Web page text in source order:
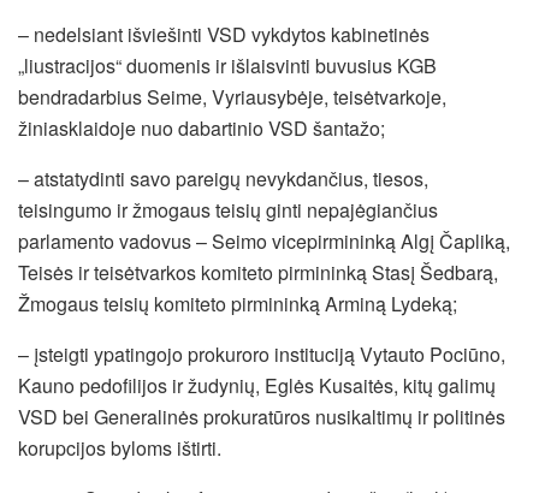
– nedelsiant išviešinti VSD vykdytos kabinetinės
„liustracijos“ duomenis ir išlaisvinti buvusius KGB
bendradarbius Seime, Vyriausybėje, teisėtvarkoje,
žiniasklaidoje nuo dabartinio VSD šantažo;
– atstatydinti savo pareigų nevykdančius, tiesos,
teisingumo ir žmogaus teisių ginti nepajėgiančius
parlamento vadovus – Seimo vicepirmininką Algį Čapliką,
Teisės ir teisėtvarkos komiteto pirmininką Stasį Šedbarą,
Žmogaus teisių komiteto pirmininką Arminą Lydeką;
– įsteigti ypatingojo prokuroro instituciją Vytauto Pociūno,
Kauno pedofilijos ir žudynių, Eglės Kusaitės, kitų galimų
VSD bei Generalinės prokuratūros nusikaltimų ir politinės
korupcijos byloms ištirti.